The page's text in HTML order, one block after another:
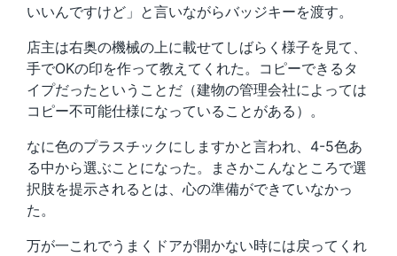
いいんですけど」と言いながらバッジキーを渡す。
店主は右奥の機械の上に載せてしばらく様子を見て、
手でOKの印を作って教えてくれた。コピーできるタ
イプだったということだ（建物の管理会社によっては
コピー不可能仕様になっていることがある）。
なに色のプラスチックにしますかと言われ、4-5色あ
る中から選ぶことになった。まさかこんなところで選
択肢を提示されるとは、心の準備ができていなかっ
た。
万が一これでうまくドアが開かない時には戻ってくれ